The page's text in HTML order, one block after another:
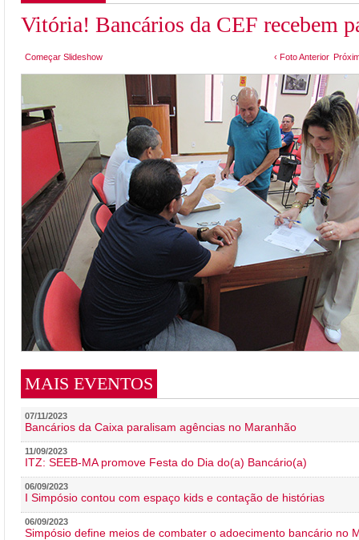
Vitória! Bancários da CEF recebem
Começar Slideshow ‹ Foto Anterior
MAIS EVENTOS
07/11/2023
Bancários da Caixa paralisam agências no Maranhão
11/09/2023
ITZ: SEEB-MA promove Festa do Dia do(a) Bancário(a)
06/09/2023
I Simpósio contou com espaço kids e contação de histórias
06/09/2023
Simpósio define meios de combater o adoecimento bancário no